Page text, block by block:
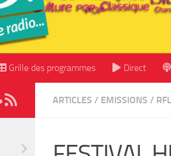
Grille des programmes Direct
ARTICLES / EMISSIONS /